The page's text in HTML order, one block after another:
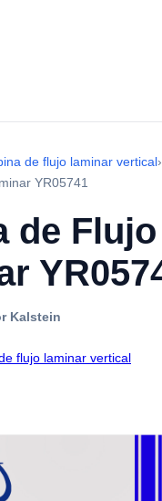
de flujo laminar vertical›
YR05741
de Flujo
Kalstein
flujo laminar vertical